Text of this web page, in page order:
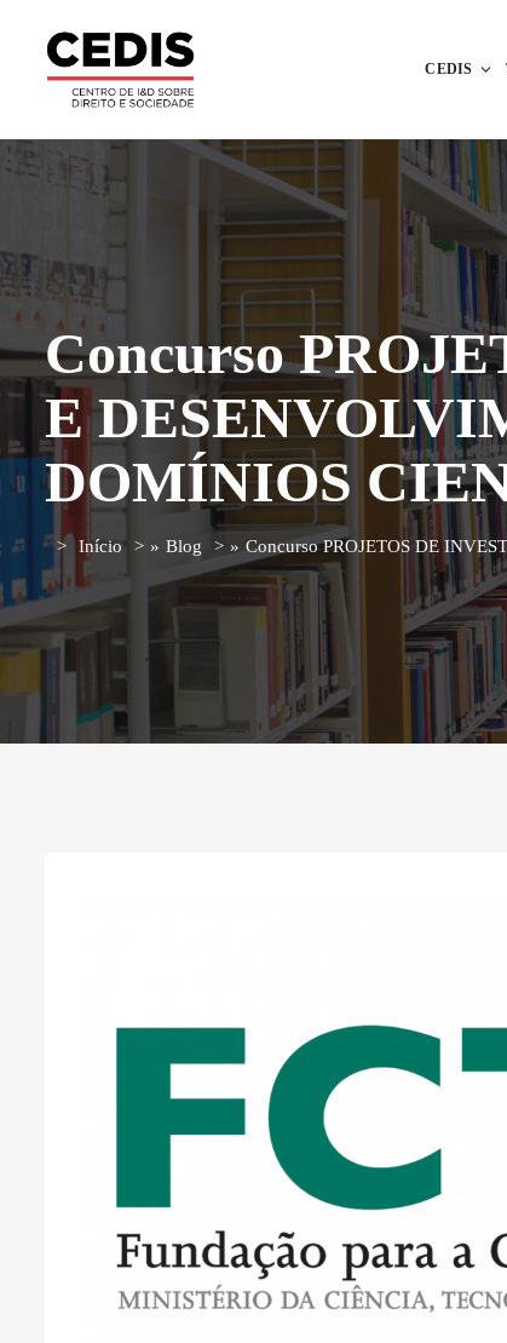
CEDIS
Concurso
E
DOMÍNIOS
Início » Blog » Concurso PROJETOS DE